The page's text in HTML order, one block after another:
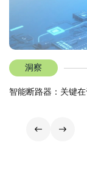
洞察
智能断路器：关键